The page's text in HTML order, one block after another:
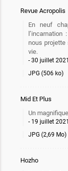
Revue Acropolis
En neuf
nous projette
vie.
30 juillet 2021
JPG (506 ko)
Mid Et Plus
Un
19 juillet 2021
JPG (2,69 Mo)
Hozho